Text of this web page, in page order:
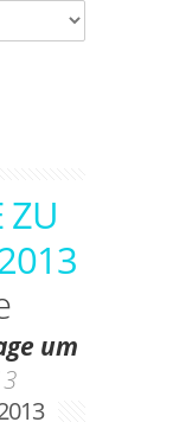
ZU
um